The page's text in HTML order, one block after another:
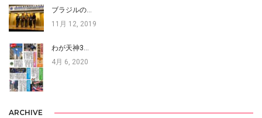
ブラジルの…
11月 12, 2019
わが天神3…
4月 6, 2020
ARCHIVE